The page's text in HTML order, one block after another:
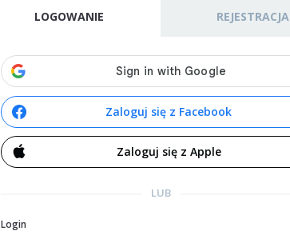
LOGOWANIE REJESTRACJA
Zaloguj się z Facebook
Zaloguj się z Apple
LUB
Login